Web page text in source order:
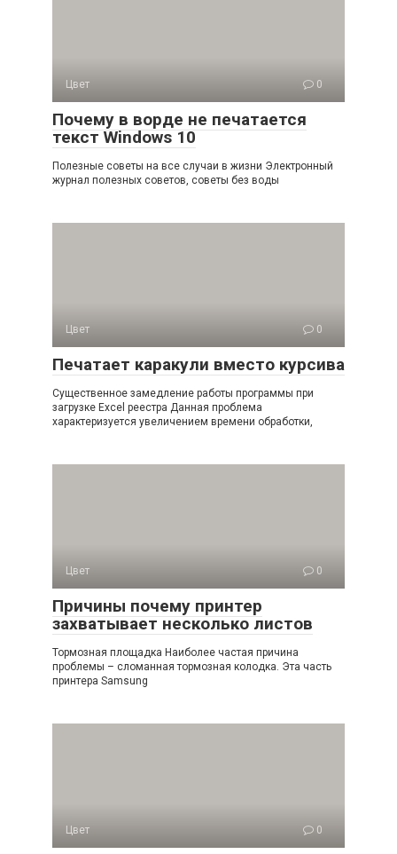
Цвет 0
Почему в ворде не печатается
текст Windows 10
Полезные советы на все случаи в жизни Электронный
журнал полезных советов, советы без воды
Цвет 0
Печатает каракули вместо курсива
Существенное замедление работы программы при
загрузке Excel реестра Данная проблема
характеризуется увеличением времени обработки,
Цвет 0
Причины почему принтер
захватывает несколько листов
Тормозная площадка Наиболее частая причина
проблемы – сломанная тормозная колодка. Эта часть
принтера Samsung
Цвет 0